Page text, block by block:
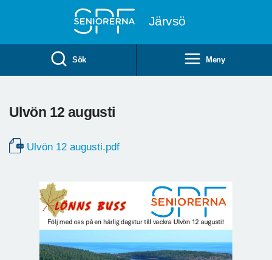
Järvsö
Sök Meny
Ulvön 12 augusti
Ulvön 12 augusti.pdf